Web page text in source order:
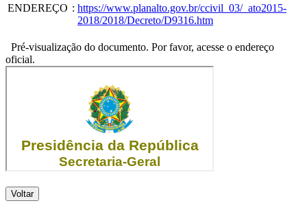
ENDEREÇO : https://www.planalto.gov.br/ccivil_03/_ato2015-
2018/2018/Decreto/D9316.htm
Pré-visualização do documento. Por favor, acesse o endereço
oficial.
Voltar